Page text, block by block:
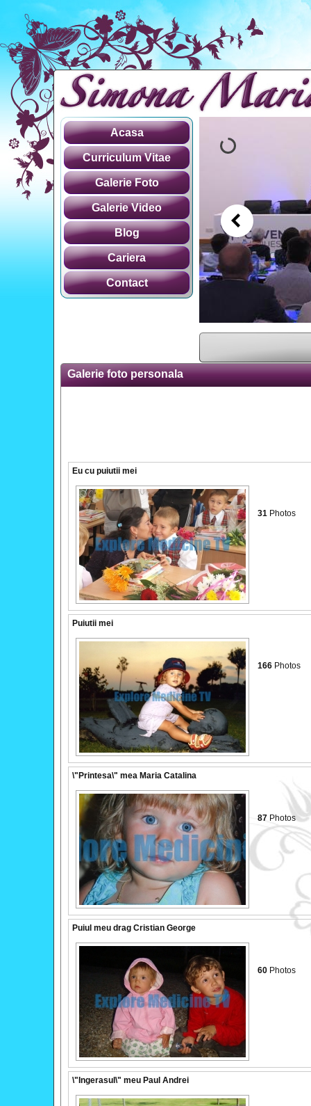
Acasa
Curriculum Vitae
Galerie Foto
Galerie Video
Blog
Cariera
Contact
Galerie foto personala
Eu cu puiutii mei
31 Photos
Puiutii mei
166 Photos
\"Printesa\" mea Maria Catalina
87 Photos
Puiul meu drag Cristian George
60 Photos
\"Ingerasul\" meu Paul Andrei